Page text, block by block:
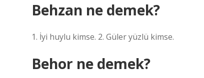
Behzan ne demek?
1. İyi huylu kimse. 2. Güler yüzlü kimse.
Behor ne demek?